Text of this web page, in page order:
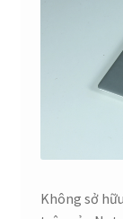
Không sở